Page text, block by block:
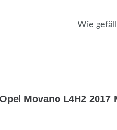
Wie
Opel Movano L4H2 2017